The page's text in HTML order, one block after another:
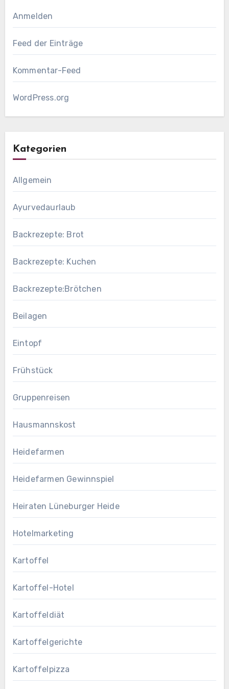
Anmelden
Feed der Einträge
Kommentar-Feed
WordPress.org
Kategorien
Allgemein
Ayurvedaurlaub
Backrezepte: Brot
Backrezepte: Kuchen
Backrezepte:Brötchen
Beilagen
Eintopf
Frühstück
Gruppenreisen
Hausmannskost
Heidefarmen
Heidefarmen Gewinnspiel
Heiraten Lüneburger Heide
Hotelmarketing
Kartoffel
Kartoffel-Hotel
Kartoffeldiät
Kartoffelgerichte
Kartoffelpizza